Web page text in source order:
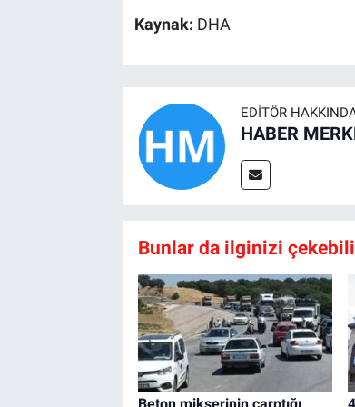
Kaynak: DHA
EDITÖR
HABER
Bunlar da ilginizi